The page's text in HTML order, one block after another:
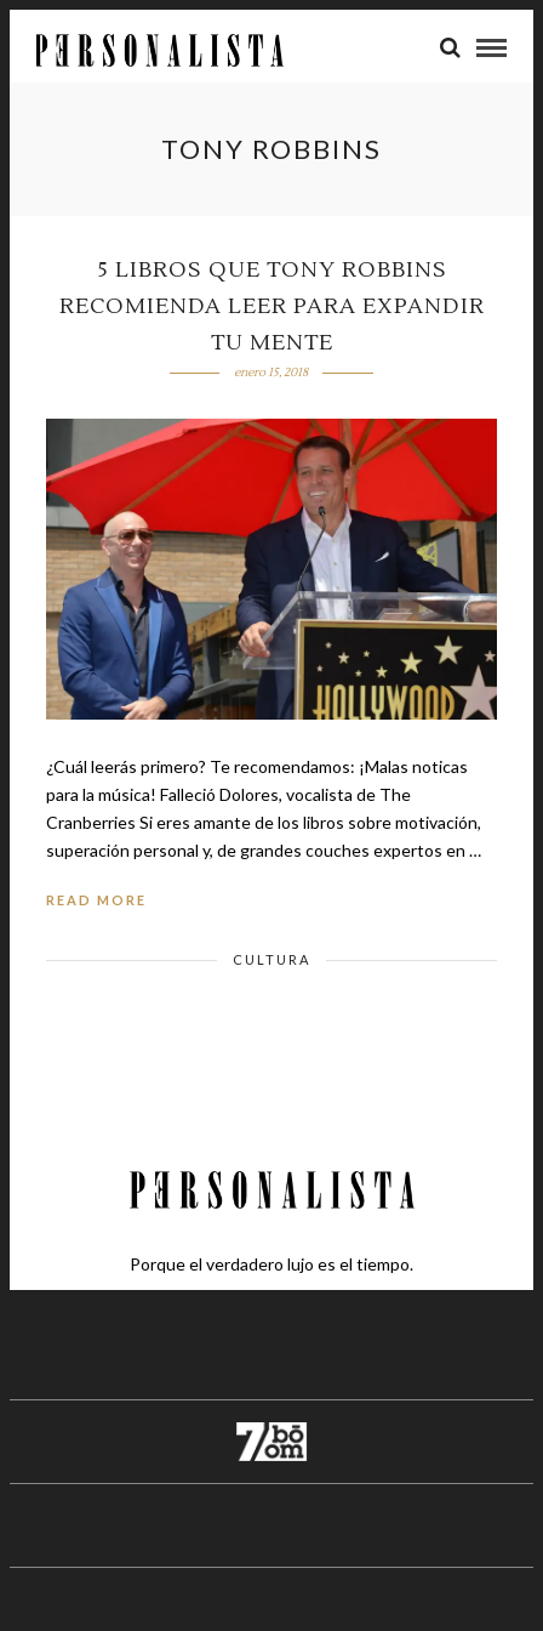
TONY ROBBINS
5 LIBROS QUE TONY ROBBINS
RECOMIENDA LEER PARA EXPANDIR
TU MENTE
enero 15, 2018
¿Cuál leerás primero? Te recomendamos: ¡Malas noticas
para la música! Falleció Dolores, vocalista de The
Cranberries Si eres amante de los libros sobre motivación,
superación personal y, de grandes couches expertos en …
READ MORE
CULTURA
Porque el verdadero lujo es el tiempo.